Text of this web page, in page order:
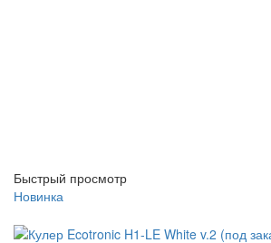
Быстрый просмотр
Новинка